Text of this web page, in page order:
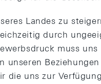
Landes zu
durch
muss uns
unseren
die uns zur